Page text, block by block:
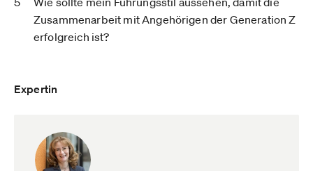
Zusammenarbeit mit Angehörigen der Generation Z
erfolgreich ist?
Expertin